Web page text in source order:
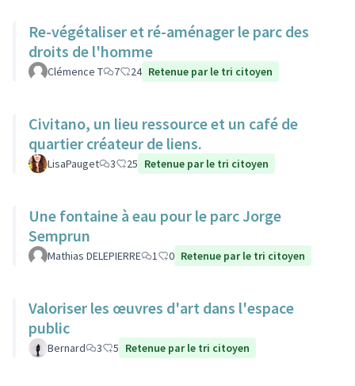
Re-végétaliser et ré-aménager le parc des
droits de l'homme
Clémence T 7 24 Retenue par le tri citoyen
Civitano, un lieu ressource et un café de
quartier créateur de liens.
LisaPauget 3 25 Retenue par le tri citoyen
Une fontaine à eau pour le parc Jorge
Semprun
Mathias DELEPIERRE 1 0 Retenue par le tri citoyen
Valoriser les œuvres d'art dans l'espace
public
Bernard 3 5 Retenue par le tri citoyen